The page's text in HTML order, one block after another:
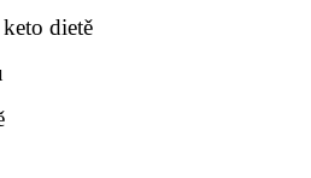
dietě